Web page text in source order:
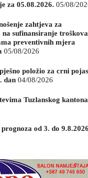
za 05.08.2026. 05/08/
zahtjeva za
sufinansiranje troškova
preventivnih mjera
05/08/2026
položio za crni
dan 04/08/2026
Tuzlanskog kantona
od 3. do